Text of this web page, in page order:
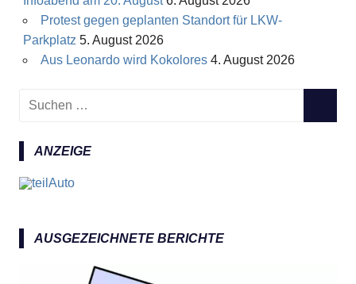
Protest gegen geplanten Standort für LKW-
Parkplatz 5. August 2026
Aus Leonardo wird Kokolores 4. August 2026
c
h
e
ANZEIGE
AUSGEZEICHNETE BERICHTE